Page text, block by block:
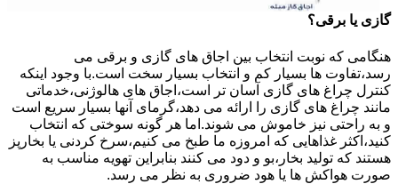
گازی یا برقی؟
هنگامی که نوبت انتخاب بین اجاق های گازی و برقی می
رسد،تفاوت ها بسیار کم و انتخاب بسیار سخت است.با وجود اینکه
کنترل چراغ های گازی آسان تر است،اجاق های هالوژنی،خدماتی
مانند چراغ های گازی را ارائه می دهد،گرمای آنها بسیار سریع است
و به راحتی نیز خاموش می شوند.اما هر گونه سوختی که انتخاب
کنید،اکثر غذاهایی که امروزه ما طبخ می کنیم،سرخ کردنی یا بخارپز
هستند که تولید بخار،بو و دود می کنند بنابراین تهویه مناسب به
صورت هواکش ها یا هود ضروری به نظر می رسد.